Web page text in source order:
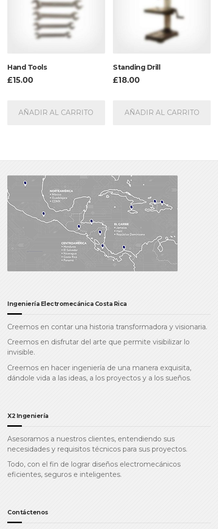
Hand Tools
£15.00
AÑADIR AL CARRITO
Standing Drill
£18.00
AÑADIR AL CARRITO
Ingeniería Electromecánica Costa Rica
Creemos en contar una historia transformadora y visionaria.
Creemos en disfrutar del arte que permite visibilizar lo
invisible.
Creemos en hacer ingeniería de una manera exquisita,
dándole vida a las ideas, a los proyectos y a los sueños.
X2 Ingeniería
Asesoramos a nuestros clientes, entendiendo sus
necesidades y requisitos técnicos para sus proyectos.
Todo, con el fin de lograr diseños electromecánicos
eficientes, seguros e inteligentes.
Contáctenos